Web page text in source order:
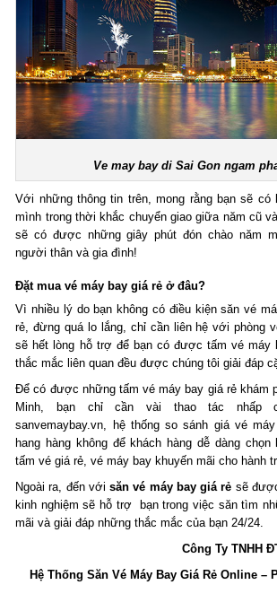
Ve may bay di Sai Gon ngam
Với những thông tin trên, mong rằng bạn sẽ có
mình trong thời khắc chuyển giao giữa năm cũ
sẽ có được những giây phút đón chào năm
người thân và gia đình!
Đặt mua vé máy bay giá rẻ ở đâu?
Vì nhiều lý do bạn không có điều kiện săn vé
rẻ, đừng quá lo lắng, chỉ cần liên hệ với phòng
sẽ hết lòng hỗ trợ để bạn có được tấm vé máy
thắc mắc liên quan đều được chúng tôi giải đáp
Để có được những tấm vé máy bay giá rẻ khám
Minh, bạn chỉ cần vài thao tác nhấp
sanvemaybay.vn, hệ thống so sánh giá vé
hang hàng không để khách hàng dễ dàng
tấm vé giá rẻ, vé máy bay khuyến mãi cho hành
Ngoài ra, đến vớisăn vé máy bay giá rẻ sẽ
kinh nghiệm sẽ hỗ trợ bạn trong việc săn tìm
mãi và giải đáp những thắc mắc của bạn 24/24.
Công Ty TNHH
Hệ Thống Săn Vé Máy Bay Giá Rẻ Online –